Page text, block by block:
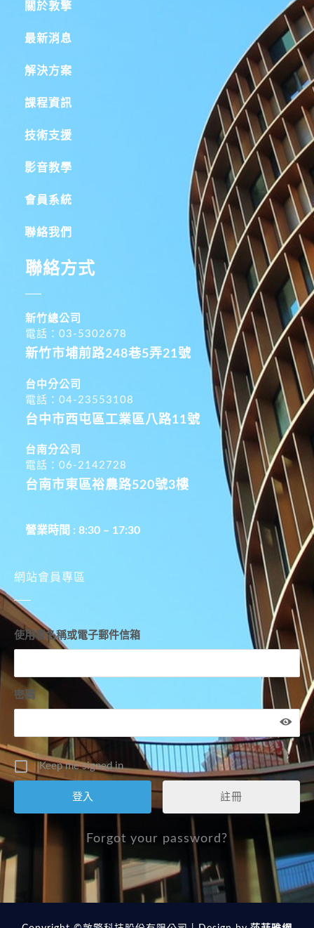
關於敦擎
最新消息
解決方案
課程資訊
技術支援
影音教學
會員系統
聯絡我們
聯絡方式
新竹總公司
電話：03-5302678
新竹市埔前路248巷5弄21號
台中分公司
電話：04-23553108
台中市西屯區工業區八路11號
台南分公司
電話：06-2142728
台南市東區裕農路520號3樓
營業時間 : 8:30 – 17:30
網站會員專區
使用者名稱或電子郵件信箱
密碼
Keep me signed in
註冊
Forgot your password?